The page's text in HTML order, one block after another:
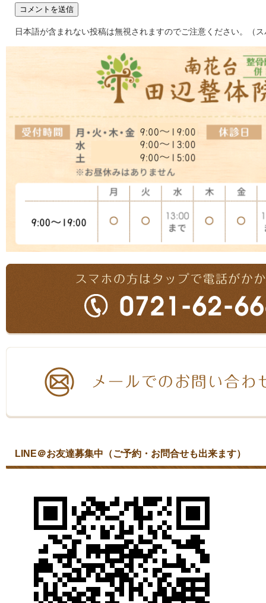
日本語が含まれない投稿は無視されますのでご注意ください。（
LINE＠お友達募集中（ご予約・お問合せも出来ます）